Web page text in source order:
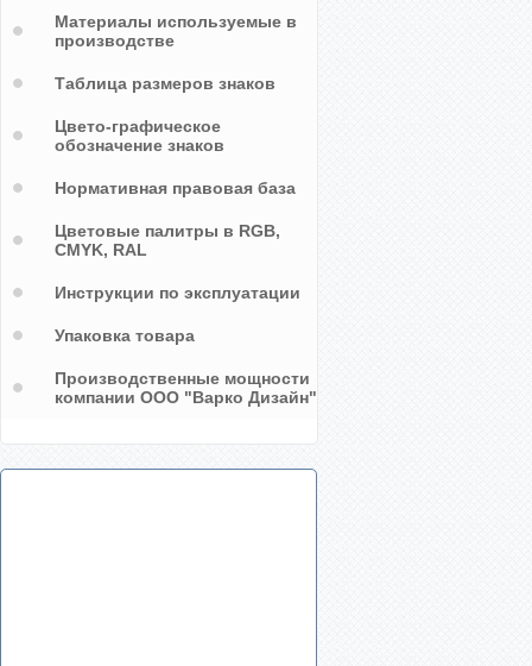
Материалы используемые в
производстве
Таблица размеров знаков
Цвето-графическое
обозначение знаков
Нормативная правовая база
Цветовые палитры в RGB,
CMYK, RAL
Инструкции по эксплуатации
Упаковка товара
Производственные мощности
компании ООО "Варко Дизайн"